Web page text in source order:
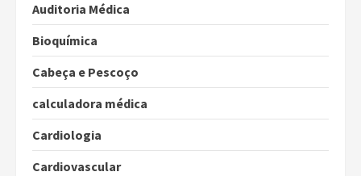
Auditoria Médica
Bioquímica
Cabeça e Pescoço
calculadora médica
Cardiologia
Cardiovascular